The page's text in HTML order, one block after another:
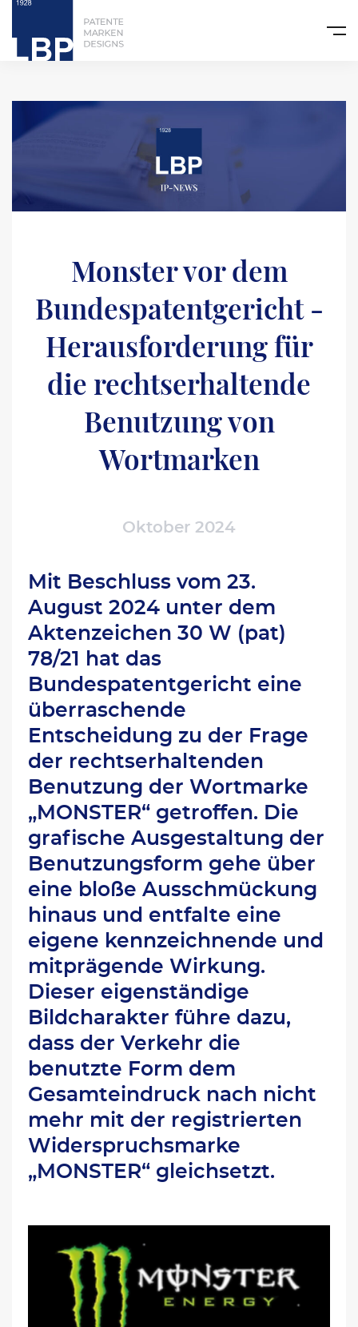
Monster vor dem
Bundespatentgericht -
Herausforderung für
die rechtserhaltende
Benutzung von
Wortmarken
Oktober 2024
Mit Beschluss vom 23.
August 2024 unter dem
Aktenzeichen 30 W (pat)
78/21 hat das
Bundespatentgericht eine
überraschende
Entscheidung zu der Frage
der rechtserhaltenden
Benutzung der Wortmarke
„MONSTER“ getroffen. Die
grafische Ausgestaltung der
Benutzungsform gehe über
eine bloße Ausschmückung
hinaus und entfalte eine
eigene kennzeichnende und
mitprägende Wirkung.
Dieser eigenständige
Bildcharakter führe dazu,
dass der Verkehr die
benutzte Form dem
Gesamteindruck nach nicht
mehr mit der registrierten
Widerspruchsmarke
„MONSTER“ gleichsetzt.